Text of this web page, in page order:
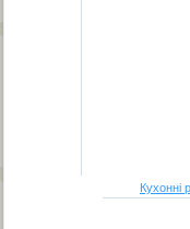
Кухонні